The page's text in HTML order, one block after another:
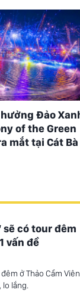
Đảo
of the Green
mắt tại Cát
sẽ có tour đêm
vấn đề
ở Thảo Cầm Viên
lắng.